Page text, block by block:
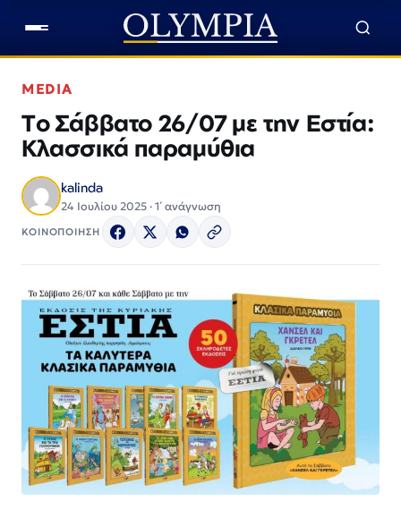
MEDIA
Τo Σάββατο 26/07 με την Εστία:
Κλασσικά παραμύθια
kalinda
24 Ιουλίου 2025 · 1΄ ανάγνωση
ΚΟΙΝΟΠΟΙΗΣΗ